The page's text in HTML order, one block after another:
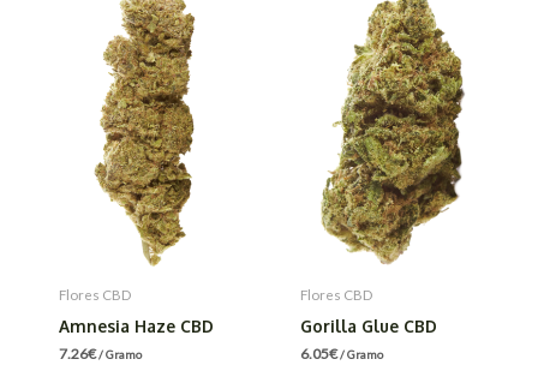
Flores CBD
Amnesia Haze CBD
7.26€/ Gramo
Flores CBD
Gorilla Glue CBD
6.05€/ Gramo